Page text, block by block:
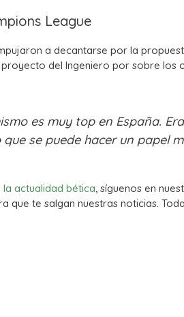
League
a decantarse por la
del Ingeniero por sobre los
es muy top en España.
se puede hacer un papel
actualidad bética , síguenos en
que te salgan nuestras noticias.